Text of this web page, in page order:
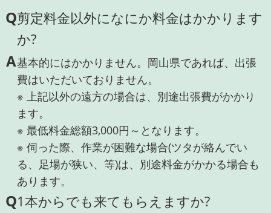
Q剪定料金以外になにか料金はかかります
か?
A基本的にはかかりません。岡山県であれば、出張
費はいただいておりません。
※ 上記以外の遠方の場合は、別途出張費がかかり
ます。
※ 最低料金総額3,000円～となります。
※ 伺った際、作業が困難な場合(ツタが絡んでい
る、足場が狭い、等)は、別途料金がかかる場合も
あります。
Q1本からでも来てもらえますか?